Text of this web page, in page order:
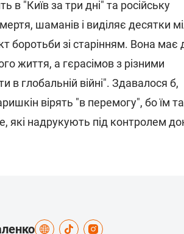
в "Київ за три дні" та російську
шаманів і виділяє десятки
боротьби зі старінням. Вона має
життя, а гєрасімов з різними
в глобальній війні". Здавалося б,
вірять "в перемогу", бо їм
які надрукують під контролем